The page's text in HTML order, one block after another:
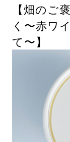
【畑のご
く〜赤ワ
て〜】